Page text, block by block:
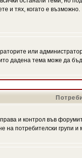
и тях, когато е
или
дадена тема може да
и контрол във
на потребителски групи